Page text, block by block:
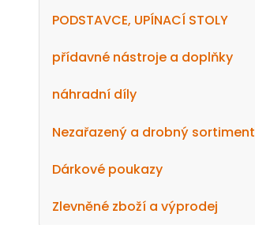
PODSTAVCE, UPÍNACÍ STOLY
přídavné nástroje a doplňky
náhradní díly
Nezařazený a drobný sortiment
Dárkové poukazy
Zlevněné zboží a výprodej